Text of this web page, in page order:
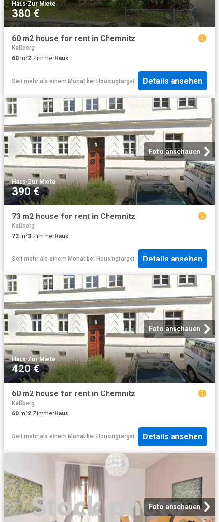
Haus·Zur Miete
380 €
60 m2 house for rent in Chemnitz
Kaßberg
60 m²2 ZimmerHaus
Seit mehr als einem Monat bei Housingtarget Details ansehen
Foto anschauen
Haus·Zur Miete
390 €
73 m2 house for rent in Chemnitz
Kaßberg
73 m²3 ZimmerHaus
Seit mehr als einem Monat bei Housingtarget Details ansehen
Foto anschauen
Haus·Zur Miete
420 €
60 m2 house for rent in Chemnitz
Kaßberg
60 m²2 ZimmerHaus
Seit mehr als einem Monat bei Housingtarget Details ansehen
Foto anschauen